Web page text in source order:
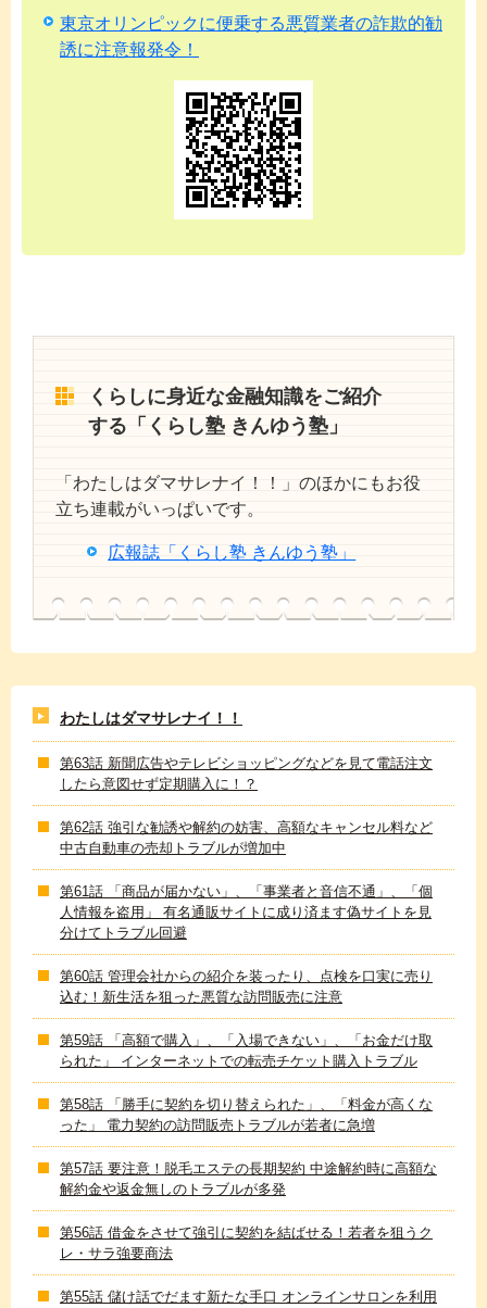
東京オリンピックに便乗する悪質業者の詐欺的勧
誘に注意報発令！
くらしに身近な金融知識をご紹介
する「くらし塾 きんゆう塾」
「わたしはダマサレナイ！！」のほかにもお役
立ち連載がいっぱいです。
広報誌「くらし塾 きんゆう塾」
わたしはダマサレナイ！！
第63話 新聞広告やテレビショッピングなどを見て電話注文
したら意図せず定期購入に！？
第62話 強引な勧誘や解約の妨害、高額なキャンセル料など
中古自動車の売却トラブルが増加中
第61話 「商品が届かない」、「事業者と音信不通」、「個
人情報を盗用」 有名通販サイトに成り済ます偽サイトを見
分けてトラブル回避
第60話 管理会社からの紹介を装ったり、点検を口実に売り
込む！新生活を狙った悪質な訪問販売に注意
第59話 「高額で購入」、「入場できない」、「お金だけ取
られた」 インターネットでの転売チケット購入トラブル
第58話 「勝手に契約を切り替えられた」、「料金が高くな
った」 電力契約の訪問販売トラブルが若者に急増
第57話 要注意！脱毛エステの長期契約 中途解約時に高額な
解約金や返金無しのトラブルが多発
第56話 借金をさせて強引に契約を結ばせる！若者を狙うク
レ・サラ強要商法
第55話 儲け話でだます新たな手口 オンラインサロンを利用